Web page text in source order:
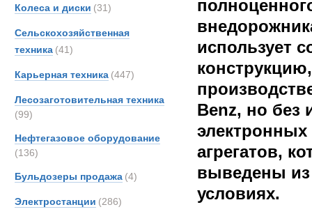
Колеса и диски (31)
Сельскохозяйственная
техника (41)
Карьерная техника (447)
Лесозаготовительная техника
(99)
Нефтегазовое оборудование
(136)
Бульдозеры продажа (4)
Электростанции (286)
использует
Benz, но без
электронных
агрегатов,
выведены
условиях.